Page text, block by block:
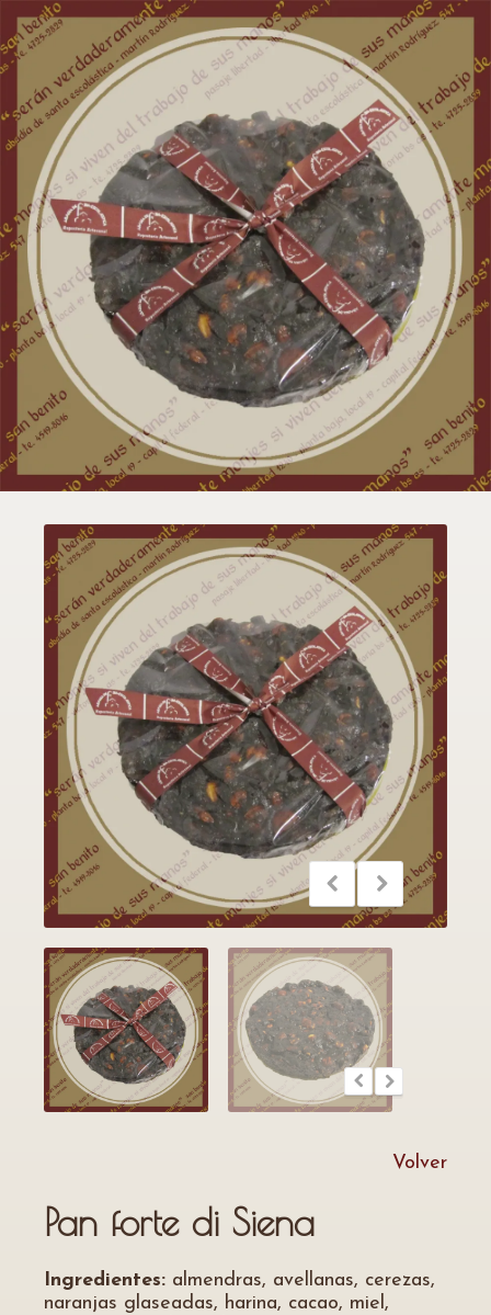
Volver
Pan forte di Siena
Ingredientes: almendras, avellanas, cerezas,
naranjas glaseadas, harina, cacao, miel,